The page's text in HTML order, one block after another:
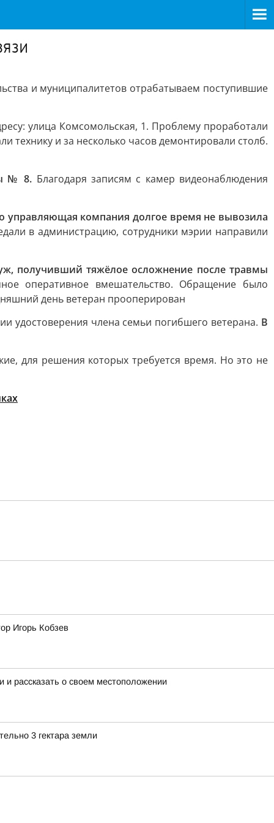
и муниципалитетов отрабатываем поступившие
улица Комсомольская, 1. Проблему проработали
технику и за несколько часов демонтировали столб.
№ 8. Благодаря записям с камер видеонаблюдения
управляющая компания долгое время не вывозила
в администрацию, сотрудники мэрии направили
получивший тяжёлое осложнение после травмы
оперативное вмешательство. Обращение было
день ветеран прооперирован
удостоверения члена семьи погибшего ветерана. В
для решения которых требуется время. Но это не
Игорь Кобзев
и рассказать о своем местоположении
3 гектара земли